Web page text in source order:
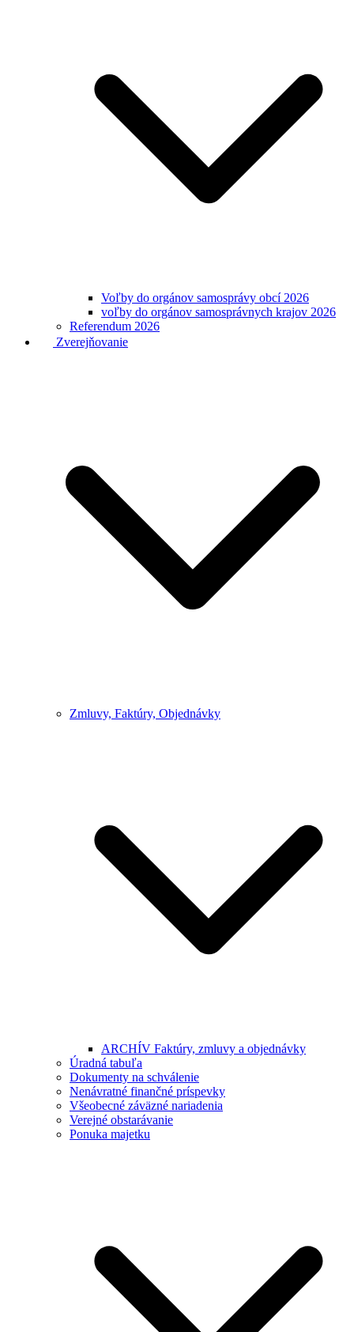
Voľby do orgánov samosprávy obcí 2026
voľby do orgánov samosprávnych krajov 2026
Referendum 2026
Zverejňovanie
Zmluvy, Faktúry, Objednávky
ARCHÍV Faktúry, zmluvy a objednávky
Úradná tabuľa
Dokumenty na schválenie
Nenávratné finančné príspevky
Všeobecné záväzné nariadenia
Verejné obstarávanie
Ponuka majetku